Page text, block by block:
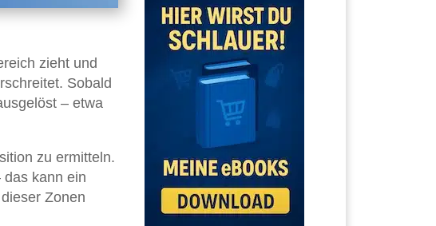
zieht und
Sobald
– etwa
zu ermitteln.
das kann ein
Zonen